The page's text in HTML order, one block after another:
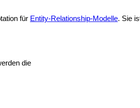
für Entity-Relationship-Modelle. Sie
die